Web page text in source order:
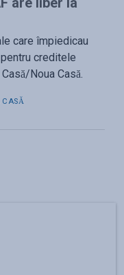
care împiedicau
creditele
Noua Casă.
CASĂ